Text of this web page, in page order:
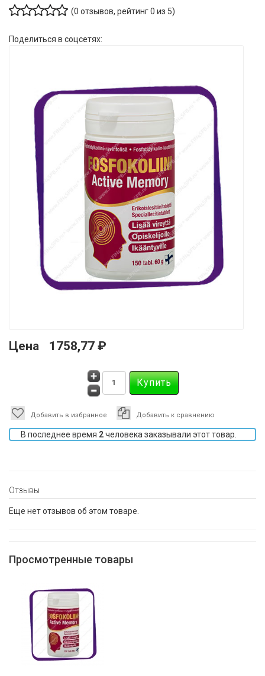
(0 отзывов, рейтинг0 из 5)
Поделиться в соцсетях:
Цена 1758,77 ₽
Добавить в избранное Добавить к сравнению
В последнее время 2человека заказывали этот товар.
Отзывы
Еще нет отзывов об этом товаре.
Просмотренные товары